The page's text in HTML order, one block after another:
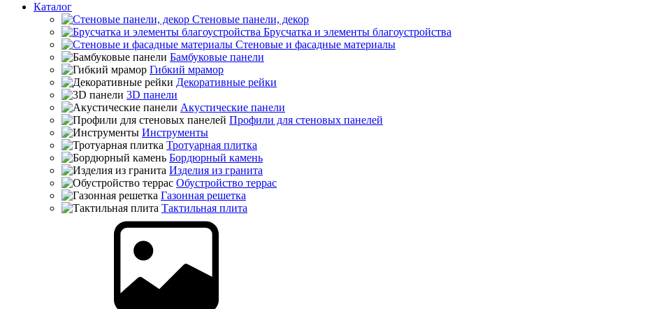
Каталог
Стеновые панели, декор
Брусчатка и элементы благоустройства
Стеновые и фасадные материалы
Бамбуковые панели
Гибкий мрамор
Декоративные рейки
3D панели
Акустические панели
Профили для стеновых панелей
Инструменты
Тротуарная плитка
Бордюрный камень
Изделия из гранита
Обустройство террас
Газонная решетка
Тактильная плита